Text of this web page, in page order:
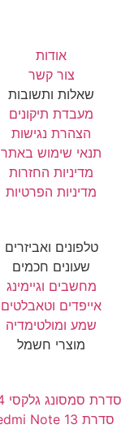
אודות
צור קשר
שאלות ותשובות
מעבדת תיקונים
הצהרת נגישות
תנאי שימוש באתר
מדיניות החזרות
מדיניות הפרטיות
טלפונים ואביזרים
שעונים חכמים
מחשבים וגיימינג
אייפדים וטאבלטים
שמע ומולטימדיה
מוצרי חשמל
סדרת סמסונג גלקסי S24
סדרת Redmi Note 13